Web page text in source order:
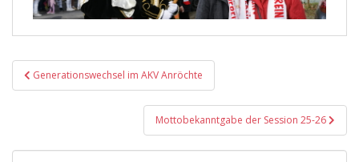
Beitragsnavigation
Generationswechsel im AKV Anröchte
Mottobekanntgabe der Session 25-26